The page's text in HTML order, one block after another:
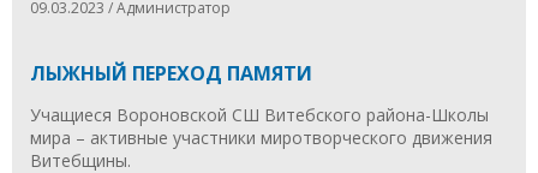
09.03.2023 / Администратор
ЛЫЖНЫЙ ПЕРЕХОД ПАМЯТИ
Учащиеся Вороновской СШ Витебского района-Школы
мира – активные участники миротворческого движения
Витебщины.